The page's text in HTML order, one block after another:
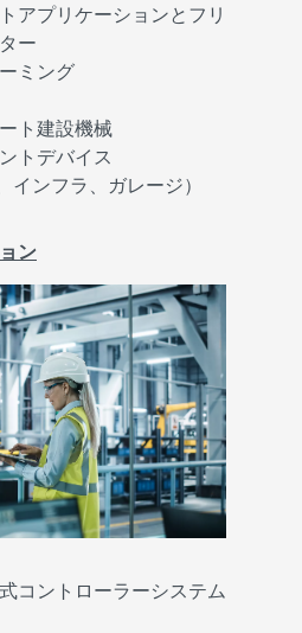
アプリケーションとフリ
ー
ミング
ト建設機械
トデバイス
インフラ、ガレージ）
ン
コントローラーシステム